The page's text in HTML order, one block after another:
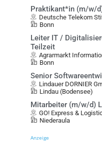
Praktikant*in (m/w/
Deutsche Telekom
Bonn
Leiter IT /
Teilzeit
Agrarmarkt
Bonn
Senior
Lindauer DORNIER
Lindau (Bodensee)
Mitarbeiter (m/w/d)
GO! Express &
Niederaula
Anzeige